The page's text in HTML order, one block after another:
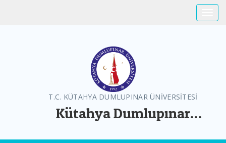
T.C. KÜTAHYA DUMLUPINAR ÜNİVERSİTESİ
Kütahya Dumlupınar